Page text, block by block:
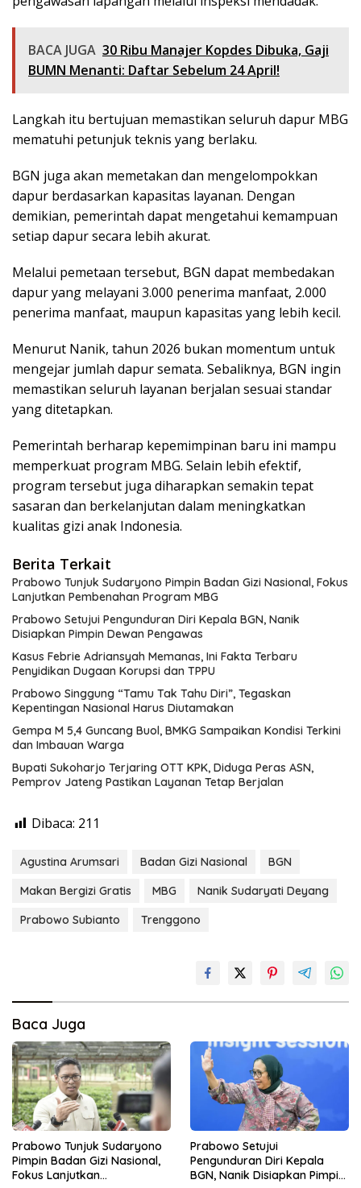
BACA JUGA 30 Ribu Manajer Kopdes Dibuka, Gaji
BUMN Menanti: Daftar Sebelum 24 April!
Langkah itu bertujuan memastikan seluruh dapur MBG
mematuhi petunjuk teknis yang berlaku.
BGN juga akan memetakan dan mengelompokkan
dapur berdasarkan kapasitas layanan. Dengan
demikian, pemerintah dapat mengetahui kemampuan
setiap dapur secara lebih akurat.
Melalui pemetaan tersebut, BGN dapat membedakan
dapur yang melayani 3.000 penerima manfaat, 2.000
penerima manfaat, maupun kapasitas yang lebih kecil.
Menurut Nanik, tahun 2026 bukan momentum untuk
mengejar jumlah dapur semata. Sebaliknya, BGN ingin
memastikan seluruh layanan berjalan sesuai standar
yang ditetapkan.
Pemerintah berharap kepemimpinan baru ini mampu
memperkuat program MBG. Selain lebih efektif,
program tersebut juga diharapkan semakin tepat
sasaran dan berkelanjutan dalam meningkatkan
kualitas gizi anak Indonesia.
Berita Terkait
Prabowo Tunjuk Sudaryono Pimpin Badan Gizi Nasional, Fokus
Lanjutkan Pembenahan Program MBG
Prabowo Setujui Pengunduran Diri Kepala BGN, Nanik
Disiapkan Pimpin Dewan Pengawas
Kasus Febrie Adriansyah Memanas, Ini Fakta Terbaru
Penyidikan Dugaan Korupsi dan TPPU
Prabowo Singgung “Tamu Tak Tahu Diri”, Tegaskan
Kepentingan Nasional Harus Diutamakan
Gempa M 5,4 Guncang Buol, BMKG Sampaikan Kondisi Terkini
dan Imbauan Warga
Bupati Sukoharjo Terjaring OTT KPK, Diduga Peras ASN,
Pemprov Jateng Pastikan Layanan Tetap Berjalan
Dibaca: 211
Agustina Arumsari Badan Gizi Nasional
BGN
Makan Bergizi Gratis
MBG
Nanik Sudaryati Deyang
Prabowo Subianto
Trenggono
Baca Juga
Prabowo Tunjuk Sudaryono
Pimpin Badan Gizi Nasional,
Fokus Lanjutkan
Prabowo Setujui
Pengunduran Diri Kepala
BGN, Nanik Disiapkan Pimpin